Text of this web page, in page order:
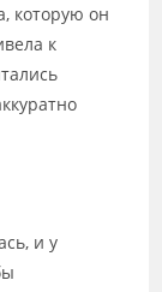
которую он
к
и у